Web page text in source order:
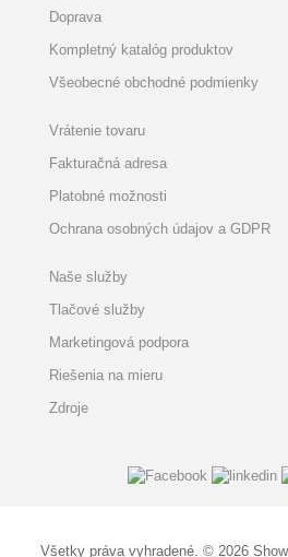
Doprava
Kompletný katalóg produktov
Všeobecné obchodné podmienky
Vrátenie tovaru
Fakturačná adresa
Platobné možnosti
Ochrana osobných údajov a GDPR
Naše služby
Tlačové služby
Marketingová podpora
Riešenia na mieru
Zdroje
Všetky práva vyhradené. © 2026